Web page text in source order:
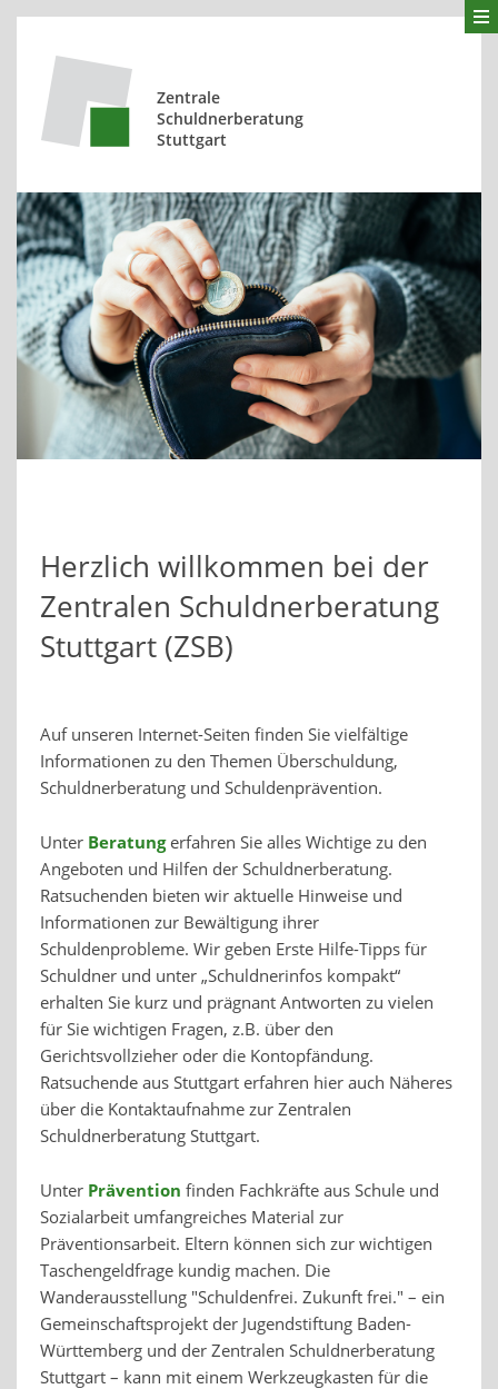
Zentrale
Schuldnerberatung
Stuttgart
Herzlich willkommen bei der
Zentralen Schuldnerberatung
Stuttgart (ZSB)
Auf unseren Internet-Seiten finden Sie vielfältige
Informationen zu den Themen Überschuldung,
Schuldnerberatung und Schuldenprävention.
Unter Beratungerfahren Sie alles Wichtige zu den
Angeboten und Hilfen der Schuldnerberatung.
Ratsuchenden bieten wir aktuelle Hinweise und
Informationen zur Bewältigung ihrer
Schuldenprobleme. Wir geben Erste Hilfe-Tipps für
Schuldner und unter „Schuldnerinfos kompakt“
erhalten Sie kurz und prägnant Antworten zu vielen
für Sie wichtigen Fragen, z.B. über den
Gerichtsvollzieher oder die Kontopfändung.
Ratsuchende aus Stuttgart erfahren hier auch Näheres
über die Kontaktaufnahme zur Zentralen
Schuldnerberatung Stuttgart.
Unter Prävention finden Fachkräfte aus Schule und
Sozialarbeit umfangreiches Material zur
Präventionsarbeit. Eltern können sich zur wichtigen
Taschengeldfrage kundig machen. Die
Wanderausstellung "Schuldenfrei. Zukunft frei." – ein
Gemeinschaftsprojekt der Jugendstiftung Baden-
Württemberg und der Zentralen Schuldnerberatung
Stuttgart – kann mit einem Werkzeugkasten für die